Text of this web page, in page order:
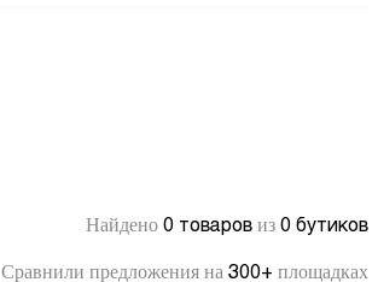
Найдено 0 товаров из 0 бутиков
Сравнили предложения на 300+ площадках